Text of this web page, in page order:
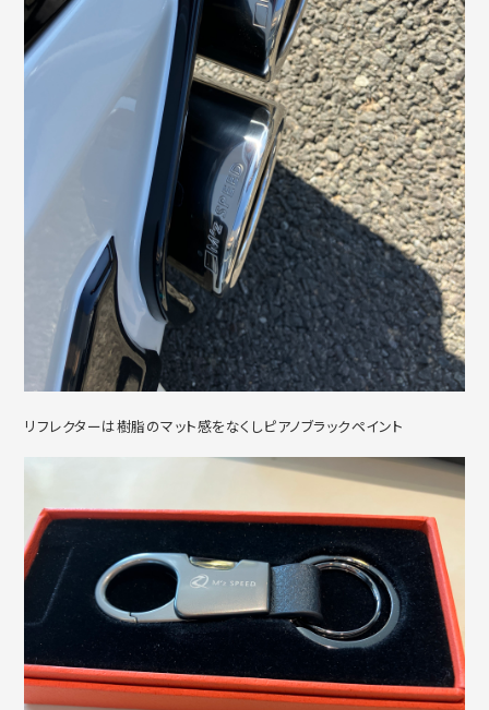
リフレクターは樹脂のマット感をなくしピアノブラックペイント